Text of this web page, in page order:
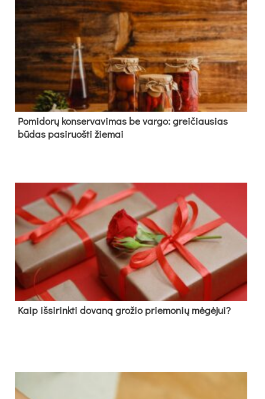
Pomidorų konservavimas be vargo: greičiausias
būdas pasiruošti žiemai
Kaip išsirinkti dovaną grožio priemonių mėgėjui?